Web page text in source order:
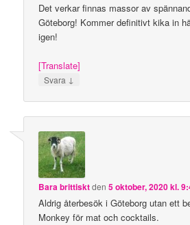
Det verkar finnas massor av
Göteborg! Kommer definitivt kika in
igen!
[Translate]
Svara ↓
Bara brittisktden5 oktober, 2020 kl.
Aldrig återbesök i Göteborg utan ett
Monkey för mat och cocktails.